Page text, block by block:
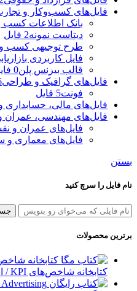
فایل‌های کسب‌وکار و
بانک اطلاعات کسب
دیتاست نمونه2 فایل
طرح توجیهی کسب و
فایل کاربردی
قالب بیزنس پلن0 فایل
فایل‌های گرافیک و طراحی6
فونت5 فایل
فایل‌های مالی، حسابداری
فایل‌های مهندسی، عمران
فایل‌های عمران و
فایل‌های معماری و
بستن
نام فایل را سرچ کنید
برترین محصولات
کتابخانه شاخص‌های KPI / انگلیسی